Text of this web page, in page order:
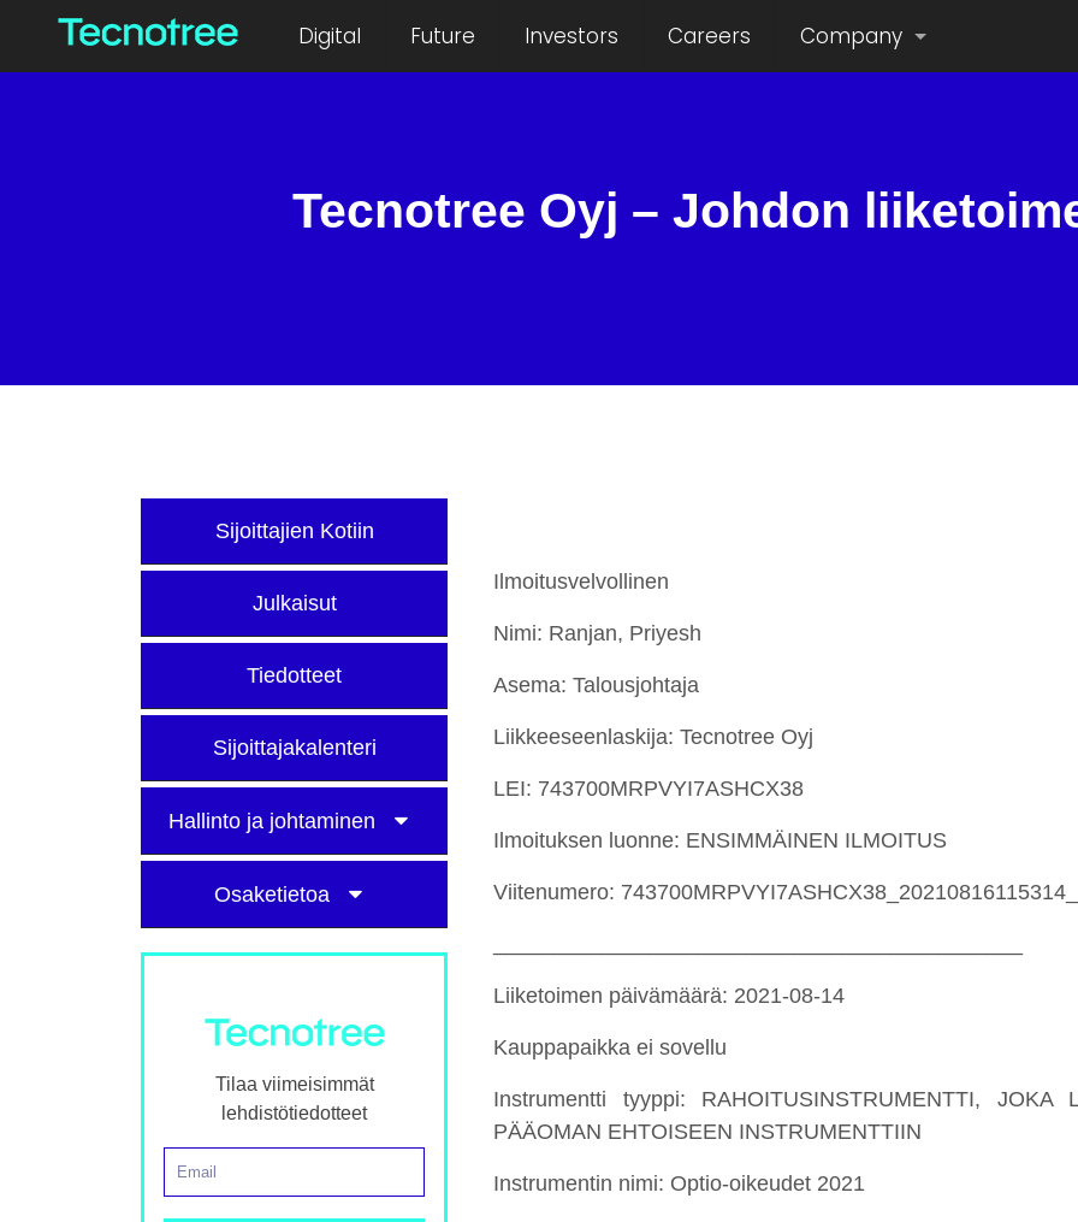
Digital Future Investors Careers Company
Tecnotree Oyj – Johdon
Sijoittajien Kotiin
Julkaisut
Tiedotteet
Sijoittajakalenteri
Hallinto ja johtaminen
Osaketietoa
Tilaa viimeisimmät
lehdistötiedotteet
Ilmoitusvelvollinen
Nimi: Ranjan, Priyesh
Asema: Talousjohtaja
Liikkeeseenlaskija: Tecnotree Oyj
LEI: 743700MRPVYI7ASHCX38
Ilmoituksen luonne: ENSIMMÄINEN ILMOITUS
Viitenumero:
Liiketoimen päivämäärä: 2021-08-14
Kauppapaikka ei sovellu
Instrumentti tyyppi: RAHOITUSINSTRUMENTTI, JOKA
PÄÄOMAN EHTOISEEN INSTRUMENTTIIN
Instrumentin nimi: Optio-oikeudet 2021